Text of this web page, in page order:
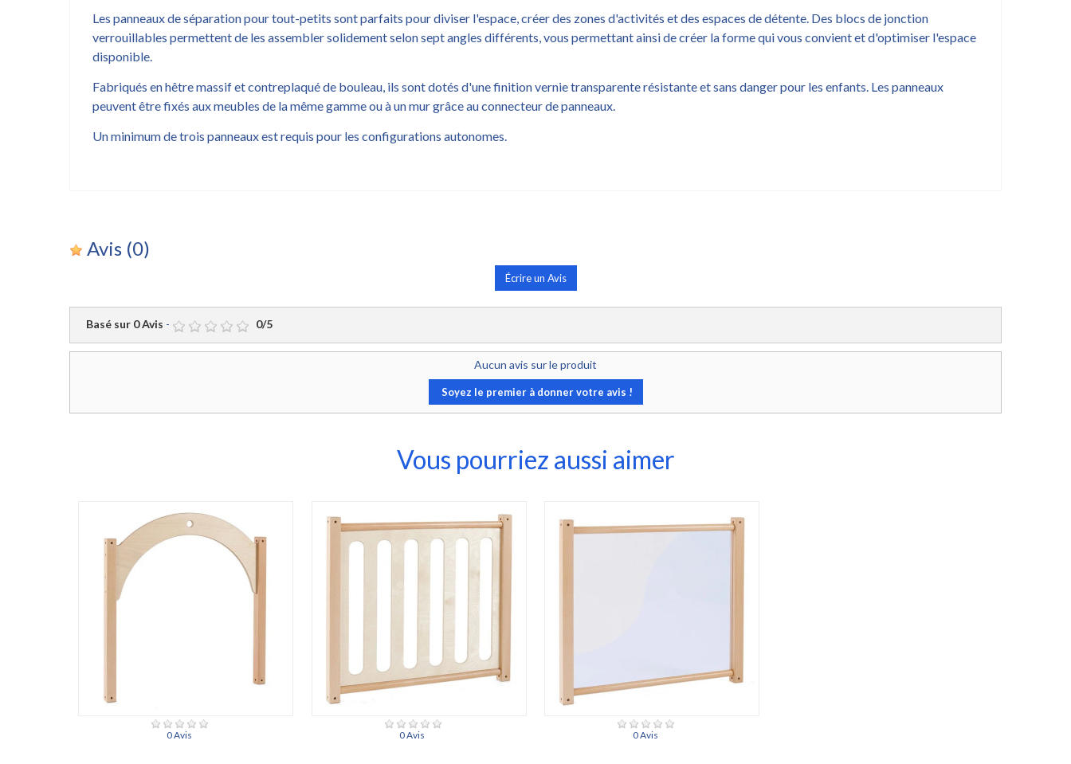
Les panneaux de séparation pour tout-petits sont parfaits pour diviser l'espace, créer des zones d'activités et des espaces de détente. Des blocs de jonction
verrouillables permettent de les assembler solidement selon sept angles différents, vous permettant ainsi de créer la forme qui vous convient et d'optimiser l'espace
disponible.
Fabriqués en hêtre massif et contreplaqué de bouleau, ils sont dotés d'une finition vernie transparente résistante et sans danger pour les enfants. Les panneaux
peuvent être fixés aux meubles de la même gamme ou à un mur grâce au connecteur de panneaux.
Un minimum de trois panneaux est requis pour les configurations autonomes.
Avis (0)
Écrire un Avis
Basé sur 0Avis - 0/5
Aucun avis sur le produit
Soyez le premier à donner votre avis !
Vous pourriez aussi aimer
0 Avis 0 Avis 0 Avis